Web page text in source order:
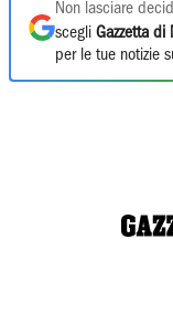
Non lasciare
scegli Gazzetta di
per le tue notizie